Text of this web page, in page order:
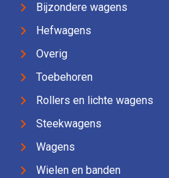
Bijzondere wagens
Hefwagens
Overig
Toebehoren
Rollers en lichte wagens
Steekwagens
Wagens
Wielen en banden